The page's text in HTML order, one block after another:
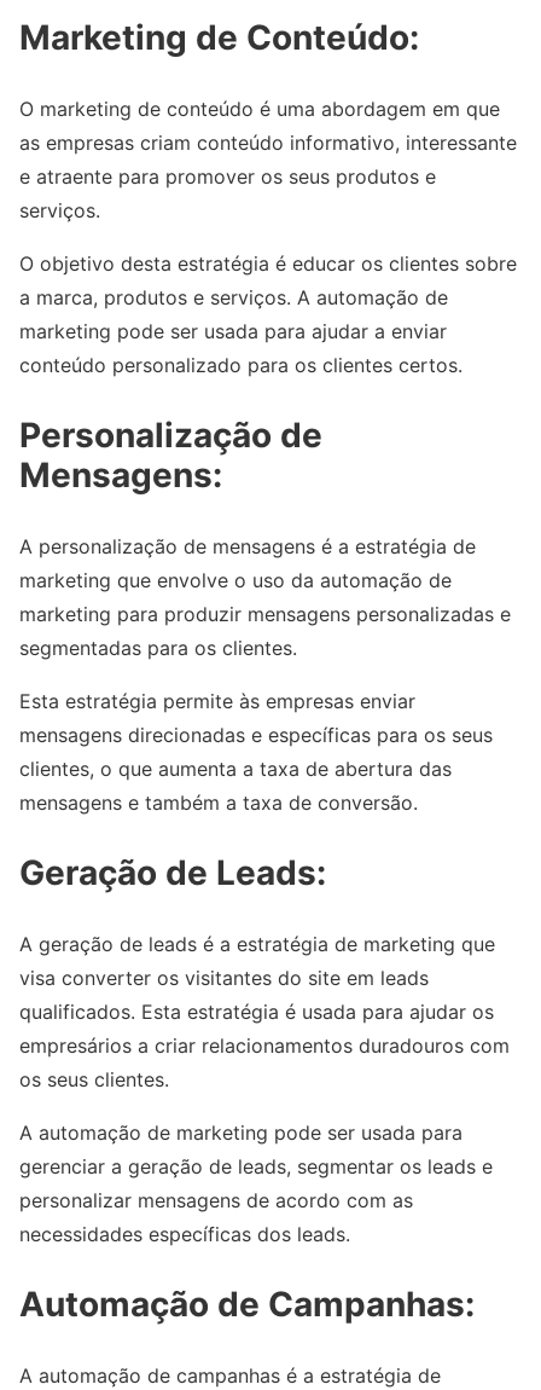
Marketing de Conteúdo:
O marketing de conteúdo é uma abordagem em que
as empresas criam conteúdo informativo, interessante
e atraente para promover os seus produtos e
serviços.
O objetivo desta estratégia é educar os clientes sobre
a marca, produtos e serviços. A automação de
marketing pode ser usada para ajudar a enviar
conteúdo personalizado para os clientes certos.
Personalização de
Mensagens:
A personalização de mensagens é a estratégia de
marketing que envolve o uso da automação de
marketing para produzir mensagens personalizadas e
segmentadas para os clientes.
Esta estratégia permite às empresas enviar
mensagens direcionadas e específicas para os seus
clientes, o que aumenta a taxa de abertura das
mensagens e também a taxa de conversão.
Geração de Leads:
A geração de leads é a estratégia de marketing que
visa converter os visitantes do site em leads
qualificados. Esta estratégia é usada para ajudar os
empresários a criar relacionamentos duradouros com
os seus clientes.
A automação de marketing pode ser usada para
gerenciar a geração de leads, segmentar os leads e
personalizar mensagens de acordo com as
necessidades específicas dos leads.
Automação de Campanhas:
A automação de campanhas é a estratégia de